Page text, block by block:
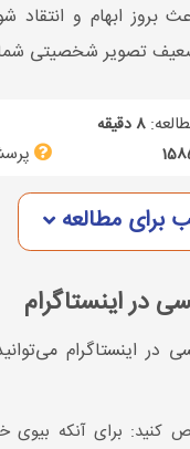
بروز ابهام و
تصویر شخصیتی
8 دقیقه
برای مطالعه
در اینستاگرام
در اینستاگرام
برای آنکه بیوی